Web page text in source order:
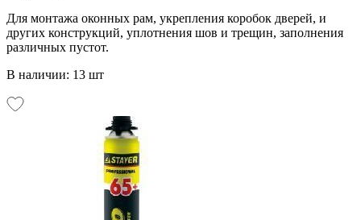
Для монтажа оконных рам, укрепления коробок дверей, и
других конструкций, уплотнения шов и трещин, заполнения
различных пустот.
В наличии: 13 шт